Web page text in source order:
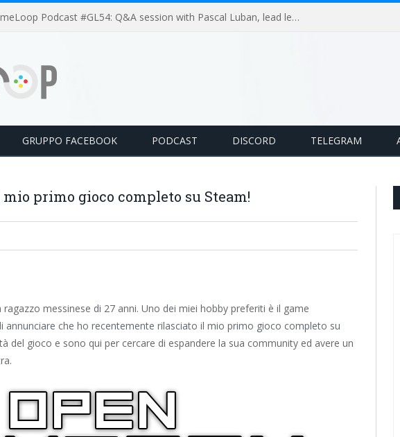
GameLoop Podcast #GL54: Q&A session with Pascal Luban, lead level designer on Splinter Cell multiplayer games
GRUPPO FACEBOOK PODCAST DISCORD TELEGRAM
primo gioco completo su Steam!
messinese di 27 anni. Uno dei miei hobby preferiti è il game
annunciare che ho recentemente rilasciato il mio primo gioco completo su
del gioco e sono qui per cercare di espandere la sua community ed avere un